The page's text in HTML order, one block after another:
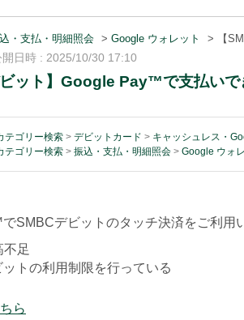
・支払・明細照会 > Google ウォレット > 【
開日時 : 2025/10/30 17:10
ビット】Google Pay™で支払い
テゴリー検索 > デビットカード > キャッシュレス・
テゴリー検索 > 振込・支払・明細照会 > Google ウォ
SMBCデビットのタッチ決済をご利用
不足
トの利用制限を行っている
ら